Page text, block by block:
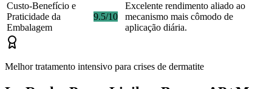
Custo-Benefício e
Praticidade da
Embalagem
9.5/10
Excelente rendimento aliado ao
mecanismo mais cômodo de
aplicação diária.
Melhor tratamento intensivo para crises de dermatite